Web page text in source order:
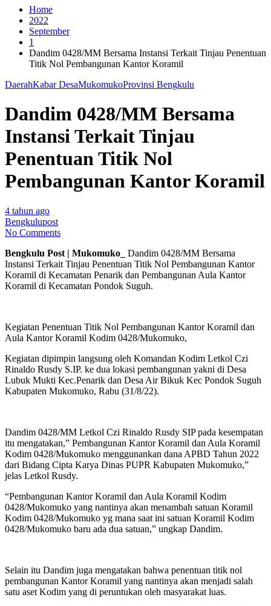
Home
2022
September
1
Dandim 0428/MM Bersama Instansi Terkait Tinjau Penentuan
Titik Nol Pembangunan Kantor Koramil
DaerahKabar DesaMukomukoProvinsi Bengkulu
Dandim 0428/MM Bersama
Instansi Terkait Tinjau
Penentuan Titik Nol
Pembangunan Kantor Koramil
4 tahun ago
Bengkulupost
No Comments
Bengkulu Post | Mukomuko_
Dandim 0428/MM Bersama
Instansi Terkait Tinjau Penentuan Titik Nol Pembangunan Kantor
Koramil di Kecamatan Penarik dan Pembangunan Aula Kantor
Koramil di Kecamatan Pondok Suguh.
Kegiatan Penentuan Titik Nol Pembangunan Kantor Koramil dan
Aula Kantor Koramil Kodim 0428/Mukomuko,
Kegiatan dipimpin langsung oleh Komandan Kodim Letkol Czi
Rinaldo Rusdy S.IP. ke dua lokasi pembangunan yakni di Desa
Lubuk Mukti Kec.Penarik dan Desa Air Bikuk Kec Pondok Suguh
Kabupaten Mukomuko, Rabu (31/8/22).
Dandim 0428/MM Letkol Czi Rinaldo Rusdy SIP pada kesempatan
itu mengatakan,” Pembangunan Kantor Koramil dan Aula Koramil
Kodim 0428/Mukomuko menggunankan dana APBD Tahun 2022
dari Bidang Cipta Karya Dinas PUPR Kabupaten Mukomuko,”
jelas Letkol Rusdy.
“Pembangunan Kantor Koramil dan Aula Koramil Kodim
0428/Mukomuko yang nantinya akan menambah satuan Koramil
Kodim 0428/Mukomuko yg mana saat ini satuan Koramil Kodim
0428/Mukomuko baru ada dua satuan,” ungkap Dandim.
Selain itu Dandim juga mengatakan bahwa penentuan titik nol
pembangunan Kantor Koramil yang nantinya akan menjadi salah
satu aset Kodim yang di peruntukan oleh masyarakat luas.